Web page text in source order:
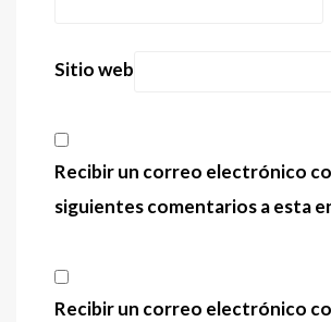
Sitio web
Recibir un correo electrónico
siguientes comentarios a esta
Recibir un correo electrónico